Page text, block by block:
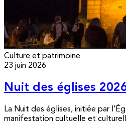
Culture et patrimoine
23 juin 2026
Nuit des églises
La Nuit des églises, initiée par
manifestation cultuelle et